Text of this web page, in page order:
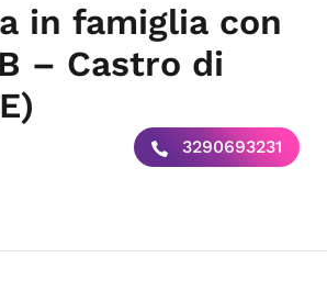
in famiglia con
– Castro di
3290693231